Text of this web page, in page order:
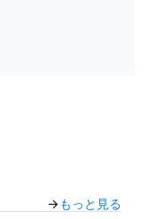
→ もっと見る